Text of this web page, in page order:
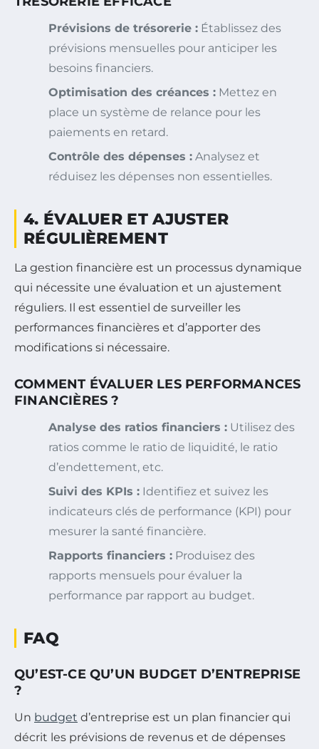
Prévisions de trésorerie : Établissez des
prévisions mensuelles pour anticiper les
besoins financiers.
Optimisation des créances : Mettez en
place un système de relance pour les
paiements en retard.
Contrôle des dépenses : Analysez et
réduisez les dépenses non essentielles.
4. ÉVALUER ET AJUSTER
RÉGULIÈREMENT
La gestion financière est un processus dynamique
qui nécessite une évaluation et un ajustement
réguliers. Il est essentiel de surveiller les
performances financières et d’apporter des
modifications si nécessaire.
COMMENT ÉVALUER LES PERFORMANCES
FINANCIÈRES ?
Analyse des ratios financiers : Utilisez des
ratios comme le ratio de liquidité, le ratio
d’endettement, etc.
Suivi des KPIs : Identifiez et suivez les
indicateurs clés de performance (KPI) pour
mesurer la santé financière.
Rapports financiers : Produisez des
rapports mensuels pour évaluer la
performance par rapport au budget.
FAQ
QU’EST-CE QU’UN BUDGET D’ENTREPRISE
?
Un budget d’entreprise est un plan financier qui
décrit les prévisions de revenus et de dépenses